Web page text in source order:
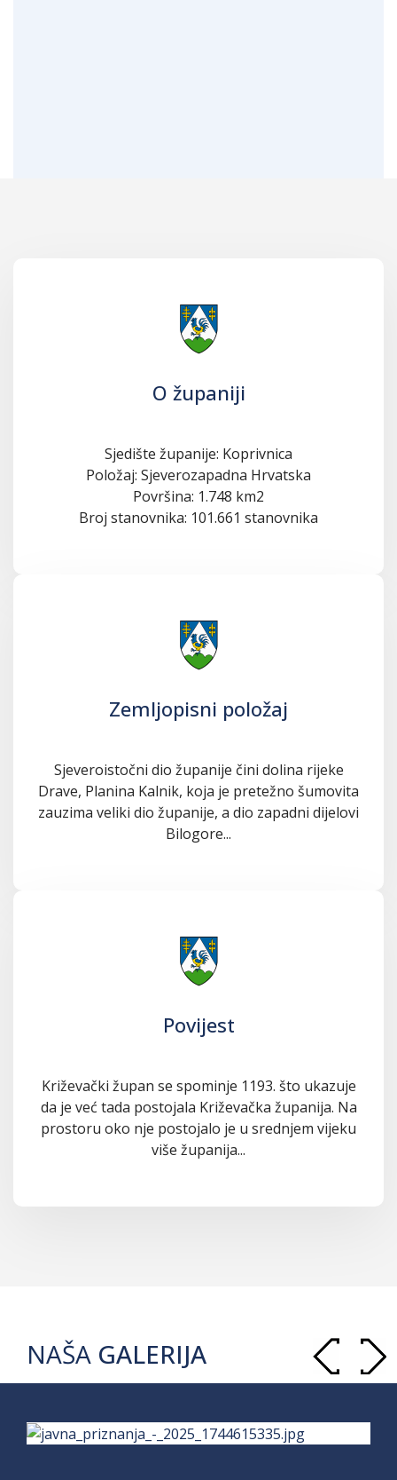
O županiji
Sjedište županije: Koprivnica
Položaj: Sjeverozapadna Hrvatska
Površina: 1.748 km2
Broj stanovnika: 101.661 stanovnika
Zemljopisni položaj
Sjeveroistočni dio županije čini dolina rijeke
Drave, Planina Kalnik, koja je pretežno šumovita
zauzima veliki dio županije, a dio zapadni dijelovi
Bilogore...
Povijest
Križevački župan se spominje 1193. što ukazuje
da je već tada postojala Križevačka županija. Na
prostoru oko nje postojalo je u srednjem vijeku
više županija...
NAŠA GALERIJA